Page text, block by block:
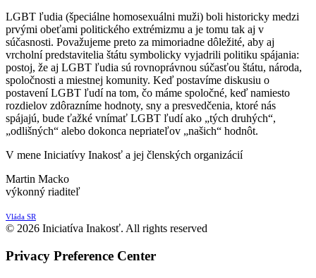
LGBT ľudia (špeciálne homosexuálni muži) boli historicky medzi
prvými obeťami politického extrémizmu a je tomu tak aj v
súčasnosti. Považujeme preto za mimoriadne dôležité, aby aj
vrcholní predstavitelia štátu symbolicky vyjadrili politiku spájania:
postoj, že aj LGBT ľudia sú rovnoprávnou súčasťou štátu, národa,
spoločnosti a miestnej komunity. Keď postavíme diskusiu o
postavení LGBT ľudí na tom, čo máme spoločné, keď namiesto
rozdielov zdôrazníme hodnoty, sny a presvedčenia, ktoré nás
spájajú, bude ťažké vnímať LGBT ľudí ako „tých druhých“,
„odlišných“ alebo dokonca nepriateľov „našich“ hodnôt.
V mene Iniciatívy Inakosť a jej členských organizácií
Martin Macko
výkonný riaditeľ
Vláda SR
© 2026 Iniciatíva Inakosť. All rights reserved
Privacy Preference Center